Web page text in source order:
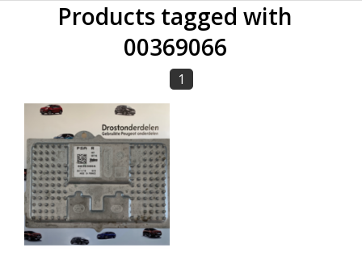
Products tagged with
00369066
1